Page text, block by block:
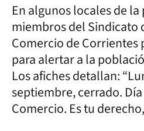
En algunos locales de
miembros del Sindicato
Comercio de Corrientes
para alertar a la
Los afiches detallan:
septiembre, cerrado.
Comercio. Es tu